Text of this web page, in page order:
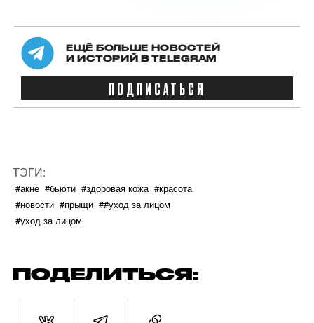
ЕЩЁ БОЛЬШЕ НОВОСТЕЙ
И ИСТОРИЙ В TELEGRAM
ПОДПИСАТЬСЯ
ТЭГИ:
#акне #бьюти #здоровая кожа #красота
#новости #прыщи ##уход за лицом
#уход за лицом
ПОДЕЛИТЬСЯ: